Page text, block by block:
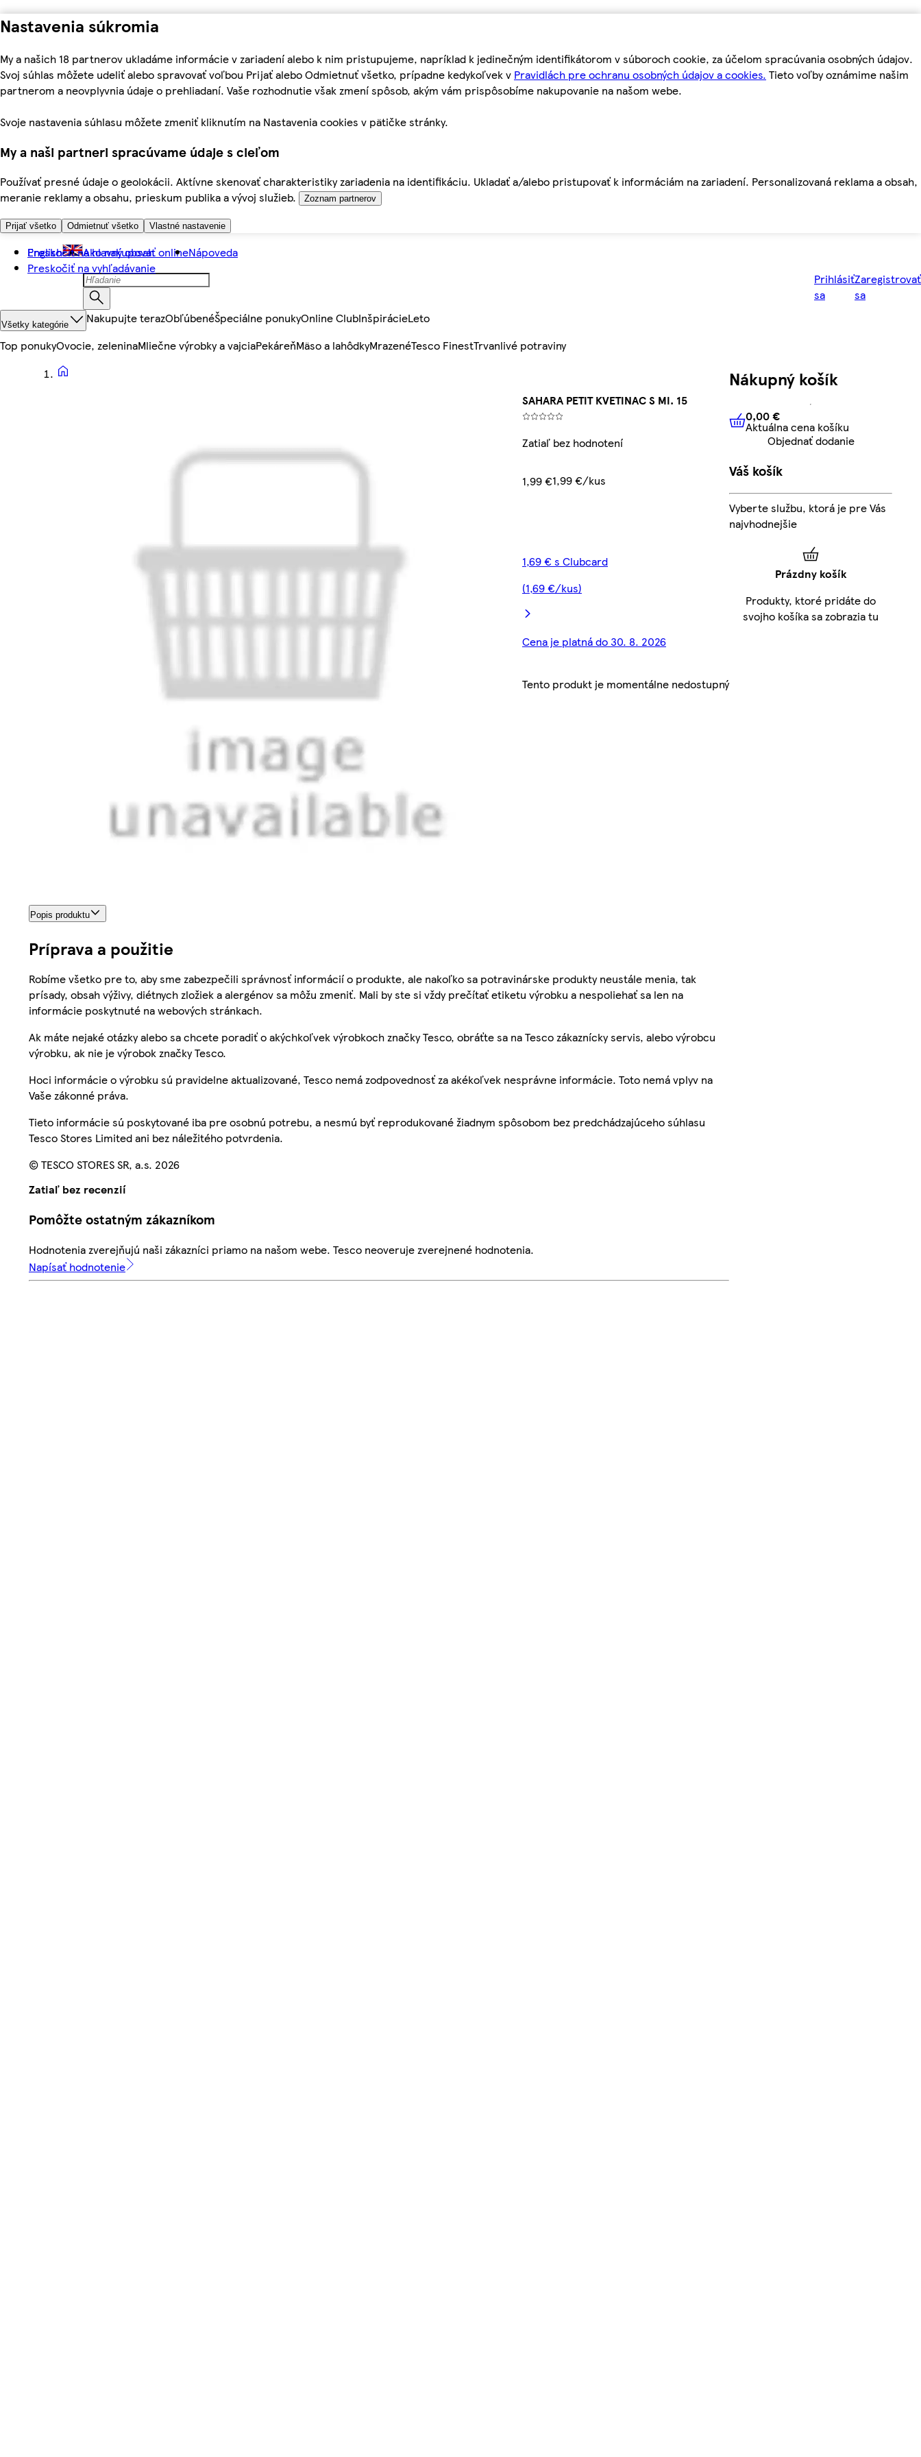
Nastavenia súkromia
My a našich 18 partnerov ukladáme informácie v zariadení alebo k nim pristupujeme, napríklad k jedinečným identifikátorom v súboroch cookie, za účelom spracúvania osobných údajov.
Svoj súhlas môžete udeliť alebo spravovať voľbou Prijať alebo Odmietnuť všetko, prípadne kedykoľvek v Pravidlách pre ochranu osobných údajov a cookies. Tieto voľby oznámime našim
partnerom a neovplyvnia údaje o prehliadaní. Vaše rozhodnutie však zmení spôsob, akým vám prispôsobíme nakupovanie na našom webe.
Svoje nastavenia súhlasu môžete zmeniť kliknutím na Nastavenia cookies v pätičke stránky.
My a naši partneri spracúvame údaje s cieľom
Používať presné údaje o geolokácii. Aktívne skenovať charakteristiky zariadenia na identifikáciu. Ukladať a/alebo pristupovať k informáciám na zariadení. Personalizovaná reklama a obsah,
meranie reklamy a obsahu, prieskum publika a vývoj služieb.
Zoznam partnerov
Prijať všetko Odmietnuť všetko Vlastné nastavenie
Preskočiť na hlavný obsah
Preskočiť na vyhľadávanie
English Ako nakupovať onlineNápoveda
Prihlásiť
sa
Zaregistrovať
sa
Všetky kategórie Nakupujte terazObľúbenéŠpeciálne ponukyOnline ClubInšpirácieLeto
Top ponukyOvocie, zeleninaMliečne výrobky a vajciaPekáreňMäso a lahôdkyMrazenéTesco FinestTrvanlivé potraviny
SAHARA PETIT KVETINAC S MI. 15
Zatiaľ bez hodnotení
1,99 €1,99 €/kus
1,69 € s Clubcard
(1,69 €/kus)
Cena je platná do 30. 8. 2026
Tento produkt je momentálne nedostupný
Popis produktu
Príprava a použitie
Robíme všetko pre to, aby sme zabezpečili správnosť informácií o produkte, ale nakoľko sa potravinárske produkty neustále menia, tak
prísady, obsah výživy, diétnych zložiek a alergénov sa môžu zmeniť. Mali by ste si vždy prečítať etiketu výrobku a nespoliehať sa len na
informácie poskytnuté na webových stránkach.
Ak máte nejaké otázky alebo sa chcete poradiť o akýchkoľvek výrobkoch značky Tesco, obráťte sa na Tesco zákaznícky servis, alebo výrobcu
výrobku, ak nie je výrobok značky Tesco.
Hoci informácie o výrobku sú pravidelne aktualizované, Tesco nemá zodpovednosť za akékoľvek nesprávne informácie. Toto nemá vplyv na
Vaše zákonné práva.
Tieto informácie sú poskytované iba pre osobnú potrebu, a nesmú byť reprodukované žiadnym spôsobom bez predchádzajúceho súhlasu
Tesco Stores Limited ani bez náležitého potvrdenia.
© TESCO STORES SR, a.s. 2026
Zatiaľ bez recenzií
Pomôžte ostatným zákazníkom
Hodnotenia zverejňujú naši zákazníci priamo na našom webe. Tesco neoveruje zverejnené hodnotenia.
Napísať hodnotenie
Nákupný košík
0,00 € Aktuálna cena košíku
0,00 €
Aktuálna cena košíku
Objednať dodanie
Váš košík
Vyberte službu, ktorá je pre Vás
najvhodnejšie
Prázdny košík
Produkty, ktoré pridáte do
svojho košíka sa zobrazia tu